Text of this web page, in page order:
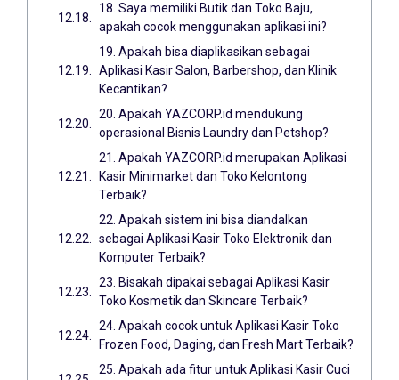
18. Saya memiliki Butik dan Toko Baju,
apakah cocok menggunakan aplikasi ini?
19. Apakah bisa diaplikasikan sebagai
Aplikasi Kasir Salon, Barbershop, dan Klinik
Kecantikan?
20. Apakah YAZCORP.id mendukung
operasional Bisnis Laundry dan Petshop?
21. Apakah YAZCORP.id merupakan Aplikasi
Kasir Minimarket dan Toko Kelontong
Terbaik?
22. Apakah sistem ini bisa diandalkan
sebagai Aplikasi Kasir Toko Elektronik dan
Komputer Terbaik?
23. Bisakah dipakai sebagai Aplikasi Kasir
Toko Kosmetik dan Skincare Terbaik?
24. Apakah cocok untuk Aplikasi Kasir Toko
Frozen Food, Daging, dan Fresh Mart Terbaik?
25. Apakah ada fitur untuk Aplikasi Kasir Cuci